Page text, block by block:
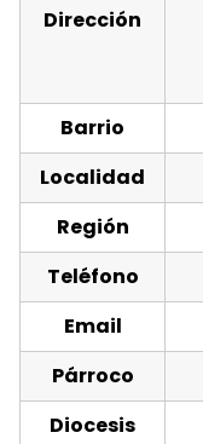
Dirección
Barrio
Localidad
Región
Teléfono
Email
Párroco
Diocesis